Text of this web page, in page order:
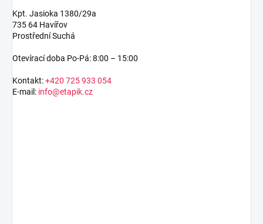
Kpt. Jasioka 1380/29a
735 64 Havířov
Prostřední Suchá
Otevírací doba Po-Pá: 8:00 – 15:00
Kontakt:+420 725 933 054
E-mail: info@etapik.cz